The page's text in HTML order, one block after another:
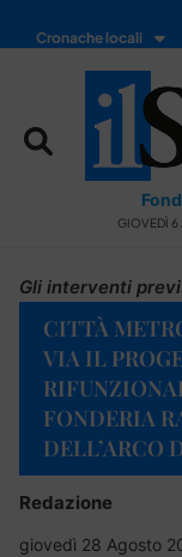
Cronache locali
GIOVEDÌ 6
Gli interventi
CITTÀ
VIA IL
FONDERIA
DELL’ARCO
Redazione
giovedì 28 Agosto